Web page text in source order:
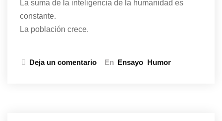
La suma de la inteligencia de la humanidad es
constante.
La población crece.
Deja un comentario En Ensayo Humor